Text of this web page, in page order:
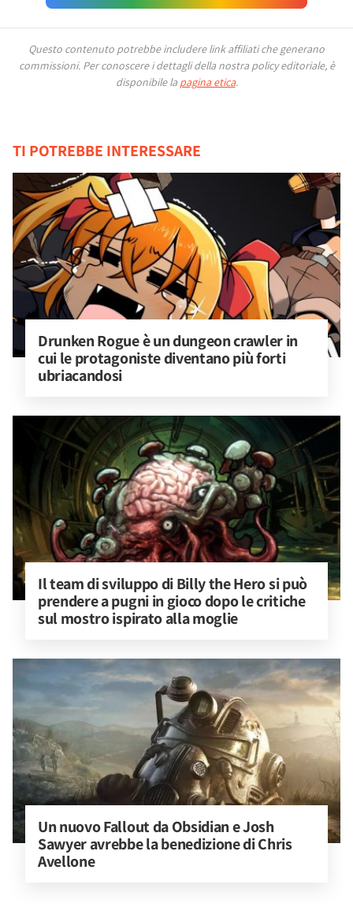
Questo contenuto potrebbe includere link affiliati che generano
commissioni. Per conoscere i dettagli della nostra policy editoriale, è
disponibile la pagina etica.
TI POTREBBE INTERESSARE
Drunken Rogue è un dungeon crawler in
cui le protagoniste diventano più forti
ubriacandosi
Il team di sviluppo di Billy the Hero si può
prendere a pugni in gioco dopo le critiche
sul mostro ispirato alla moglie
Un nuovo Fallout da Obsidian e Josh
Sawyer avrebbe la benedizione di Chris
Avellone